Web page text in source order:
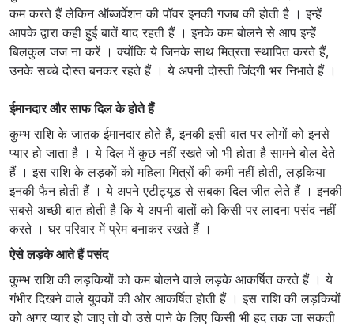
कम करते हैं लेकिन ऑब्‍जर्वेशन की पॉवर इनकी गजब की होती है । इन्‍हें
आपके द्वारा कही हुई बातें याद रहती हैं । इनके कम बोलने से आप इन्‍हें
बिलकुल जज ना करें । क्‍योंकि ये जिनके साथ मित्रता स्‍थापित करते हैं,
उनके सच्‍चे दोस्‍त बनकर रहते हैं । ये अपनी दोस्‍ती जिंदगी भर निभाते हैं ।
ईमानदार और साफ दिल के होते हैं
कुम्भ राशि के जातक ईमानदार होते हैं, इनकी इसी बात पर लोगों को इनसे
प्‍यार हो जाता है । ये दिल में कुछ नहीं रखते जो भी होता है सामने बोल देते
हैं । इस राशि के लड़कों को महिला मित्रों की कमी नहीं होती, लड़किया
इनकी फैन होती हैं । ये अपने एटीट्यूड से सबका दिल जीत लेते हैं । इनकी
सबसे अच्‍छी बात होती है कि ये अपनी बातों को किसी पर लादना पसंद नहीं
करते । घर परिवार में प्रेम बनाकर रखते हैं ।
ऐसे लड़के आते हैं पसंद
कुम्भ राशि की लड़कियों को कम बोलने वाले लड़के आकर्षित करते हैं । ये
गंभीर दिखने वाले युवकों की ओर आकर्षित होती हैं । इस राशि की लड़कियों
को अगर प्‍यार हो जाए तो वो उसे पाने के लिए किसी भी हद त‍क जा सकती